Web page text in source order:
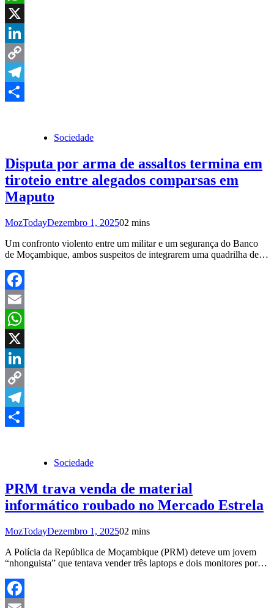
WhatsApp
X
LinkedIn
Copy
Link
Telegram
Sociedade
Disputa por arma de assaltos termina em
tiroteio entre alegados comparsas em
Maputo
MozTodayDezembro 1, 202502 mins
Um confronto violento entre um militar e um segurança do Banco
de Moçambique, ambos suspeitos de integrarem uma quadrilha de…
Facebook
Email
WhatsApp
X
LinkedIn
Copy
Link
Telegram
Sociedade
PRM trava venda de material
informático roubado no Mercado Estrela
MozTodayDezembro 1, 202502 mins
A Polícia da República de Moçambique (PRM) deteve um jovem
“nhonguista” que tentava vender três laptops e dois monitores por…